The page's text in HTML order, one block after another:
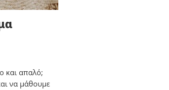
και απαλό;
να μάθουμε